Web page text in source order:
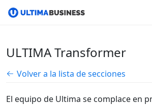
ULTIMA Transformer
Volver a la lista de secciones
El equipo de Ultima se complace en